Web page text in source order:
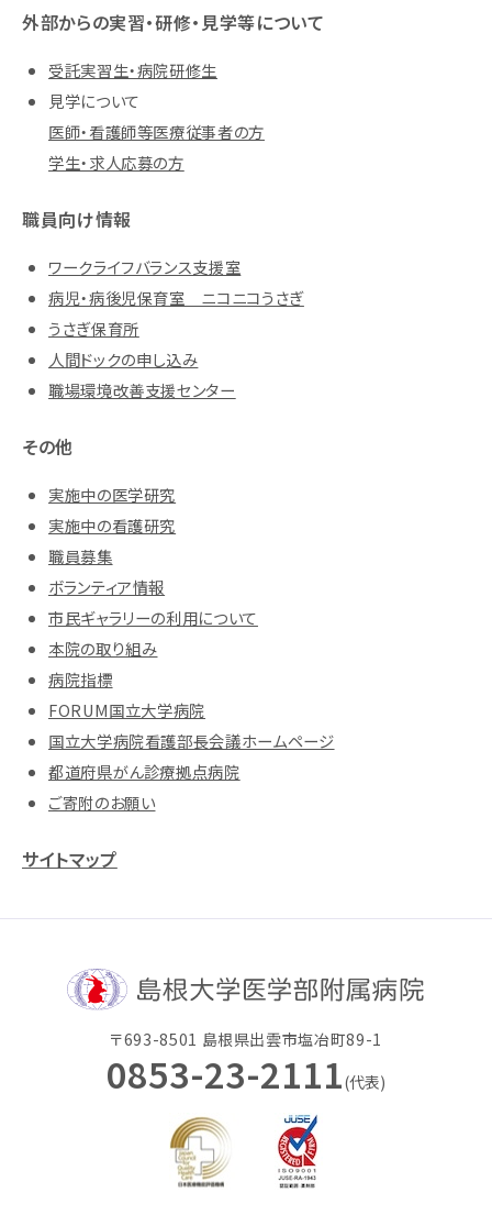
外部からの実習・研修・見学等について
受託実習生・病院研修生
見学について
医師・看護師等医療従事者の方
学生・求人応募の方
職員向け情報
ワークライフバランス支援室
病児・病後児保育室 ニコニコうさぎ
うさぎ保育所
人間ドックの申し込み
職場環境改善支援センター
その他
実施中の医学研究
実施中の看護研究
職員募集
ボランティア情報
市民ギャラリーの利用について
本院の取り組み
病院指標
FORUM国立大学病院
国立大学病院看護部長会議ホームページ
都道府県がん診療拠点病院
ご寄附のお願い
サイトマップ
〒693-8501 島根県出雲市塩冶町89-1
0853-23-2111(代表)